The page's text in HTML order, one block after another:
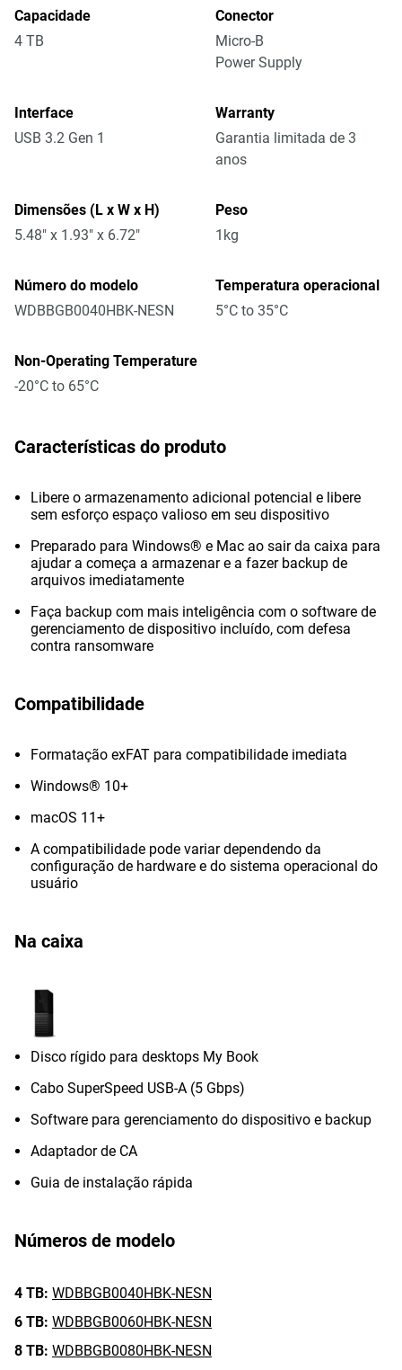
Capacidade
4 TB
Conector
Micro-B
Power Supply
Interface
USB 3.2 Gen 1
Warranty
Garantia limitada de 3
anos
Dimensões (L x W x H)
5.48" x 1.93" x 6.72"
Peso
1kg
Número do modelo
WDBBGB0040HBK-NESN
Temperatura operacional
5°C to 35°C
Non-Operating Temperature
-20°C to 65°C
Características do produto
Libere o armazenamento adicional potencial e libere
sem esforço espaço valioso em seu dispositivo
Preparado para Windows® e Mac ao sair da caixa para
ajudar a começa a armazenar e a fazer backup de
arquivos imediatamente
Faça backup com mais inteligência com o software de
gerenciamento de dispositivo incluído, com defesa
contra ransomware
Compatibilidade
Formatação exFAT para compatibilidade imediata
Windows® 10+
macOS 11+
A compatibilidade pode variar dependendo da
configuração de hardware e do sistema operacional do
usuário
Na caixa
Disco rígido para desktops My Book
Cabo SuperSpeed USB-A (5 Gbps)
Software para gerenciamento do dispositivo e backup
Adaptador de CA
Guia de instalação rápida
Números de modelo
4 TB: WDBBGB0040HBK-NESN
6 TB: WDBBGB0060HBK-NESN
8 TB: WDBBGB0080HBK-NESN